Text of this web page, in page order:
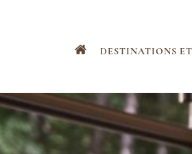
DESTINATIONS